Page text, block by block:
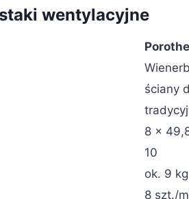
wentylacyjne
ściany
8 x
10
ok. 9 kg
8 szt./